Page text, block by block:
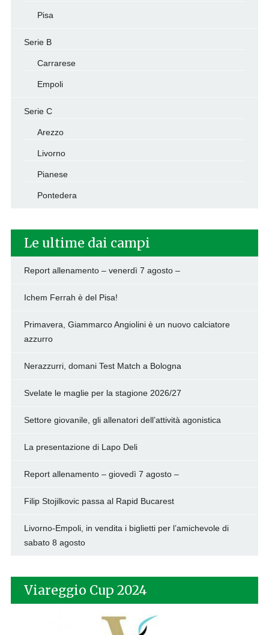
Pisa
Serie B
Carrarese
Empoli
Serie C
Arezzo
Livorno
Pianese
Pontedera
Le ultime dai campi
Report allenamento – venerdì 7 agosto –
Ichem Ferrah è del Pisa!
Primavera, Giammarco Angiolini è un nuovo calciatore
azzurro
Nerazzurri, domani Test Match a Bologna
Svelate le maglie per la stagione 2026/27
Settore giovanile, gli allenatori dell’attività agonistica
La presentazione di Lapo Deli
Report allenamento – giovedì 7 agosto –
Filip Stojilkovic passa al Rapid Bucarest
Livorno-Empoli, in vendita i biglietti per l’amichevole di
sabato 8 agosto
Viareggio Cup 2024